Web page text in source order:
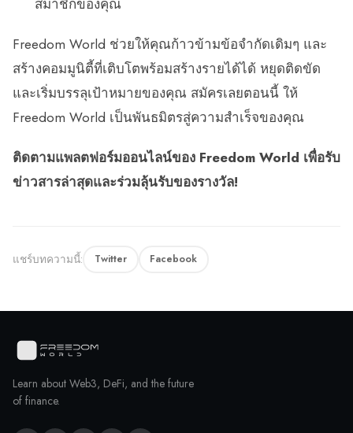
Freedom World ช่วยให้คุณก้าวข้ามข้อจำกัดเดิมๆ และ
สร้างคอมมูนิตี้ที่เติบโตพร้อมสร้างรายได้ได้ หยุดติดขัด
และเริ่มบรรลุเป้าหมายของคุณ สมัครเลยตอนนี้ ให้
Freedom World เป็นพันธมิตรสู่ความสำเร็จของคุณ
ติดตามแพลตฟอร์มออนไลน์ของ Freedom World เพื่อรับ
ข่าวสารล่าสุดและร่วมลุ้นรับของรางวัล!
แชร์บทความนี้: Twitter Facebook
Learn about Web3, DeFi, and the future
of finance.